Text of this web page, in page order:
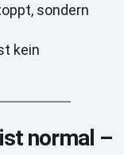
sondern
kein
normal –